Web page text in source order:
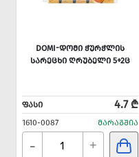
DOMI-ᲓᲝᲛᲘ ᲭᲣᲠᲭᲚᲘᲡ
ᲡᲐᲠᲔᲪᲮᲘ ᲦᲠᲣᲑᲔᲚᲘ 5+2Ც
ᲤᲐᲡᲘ 4.7 ₾
1610-0087 ᲛᲐᲠᲐᲒᲨᲘᲐ
- +